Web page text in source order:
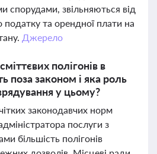
спорудами, звільняються від
податку та орендної плати на
Джерело
полігонів в
поза законом і яка роль
у цьому?
законодавчих норм
послуги з
більшість полігонів